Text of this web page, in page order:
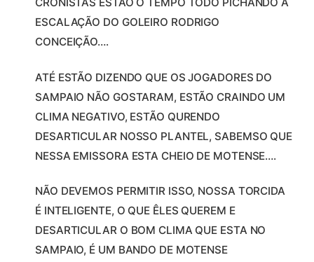
ESCALAÇÃO DO GOLEIRO RODRIGO
CONCEIÇÃO….
ATÉ ESTÃO DIZENDO QUE OS JOGADORES DO
SAMPAIO NÃO GOSTARAM, ESTÃO CRAINDO UM
CLIMA NEGATIVO, ESTÃO QURENDO
DESARTICULAR NOSSO PLANTEL, SABEMSO QUE
NESSA EMISSORA ESTA CHEIO DE MOTENSE….
NÃO DEVEMOS PERMITIR ISSO, NOSSA TORCIDA
É INTELIGENTE, O QUE ÊLES QUEREM E
DESARTICULAR O BOM CLIMA QUE ESTA NO
SAMPAIO, É UM BANDO DE MOTENSE